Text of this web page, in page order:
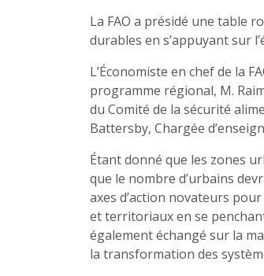
La FAO a présidé une table
durables en s’appuyant sur
L’Économiste en chef de la
programme régional, M.
du Comité de la sécurité
Battersby, Chargée
Étant donné que les zones
que le nombre d’urbains
axes d’action novateurs
et territoriaux en se
également échangé sur la
la transformation des